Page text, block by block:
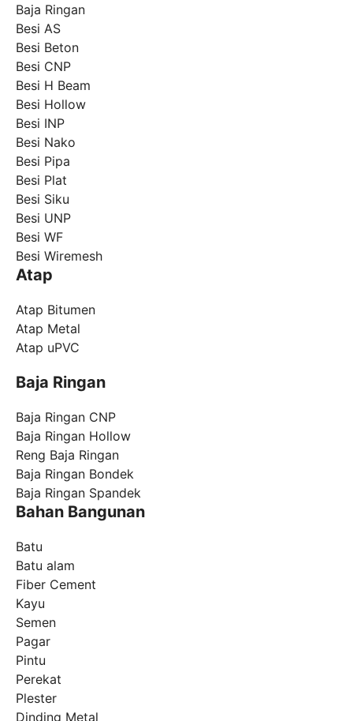
Baja Ringan
Besi AS
Besi Beton
Besi CNP
Besi H Beam
Besi Hollow
Besi INP
Besi Nako
Besi Pipa
Besi Plat
Besi Siku
Besi UNP
Besi WF
Besi Wiremesh
Atap
Atap Bitumen
Atap Metal
Atap uPVC
Baja Ringan
Baja Ringan CNP
Baja Ringan Hollow
Reng Baja Ringan
Baja Ringan Bondek
Baja Ringan Spandek
Bahan Bangunan
Batu
Batu alam
Fiber Cement
Kayu
Semen
Pagar
Pintu
Perekat
Plester
Dinding Metal